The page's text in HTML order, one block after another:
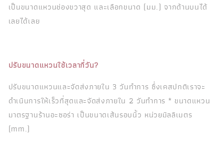
เป็นขนาดแหวนช่องขวาสุด และเลือกขนาด (มม.) จากด้านบนได้
เลยได้เลย
ปรับขนาดแหวนใช้เวลากี่วัน?
ปรับขนาดแหวนและจัดส่งภายใน 3 วันทำการ ซึ่งเคสปกติเราจะ
ดำเนินการให้เร็วที่สุดและจัดส่งภายใน 2 วันทำการ * ขนาดแหวน
มาตรฐานร้านอะซอร่า เป็นขนาดเส้นรอบนิ้ว หน่วยมิลลิเมตร
(mm.)